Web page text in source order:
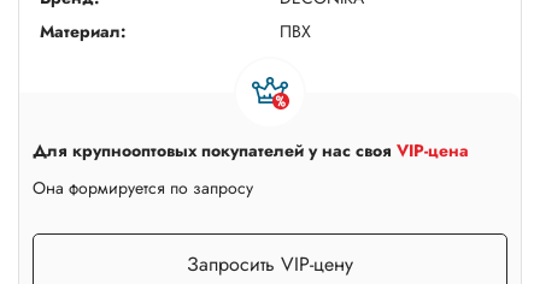
Материал:
ПВХ
Для крупнооптовых покупателей у нас своя VIP-цена
Она формируется по запросу
Запросить VIP-цену